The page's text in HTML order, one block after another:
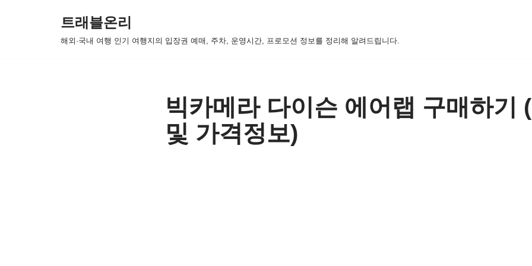
트래블온리
해외·국내 여행 인기 여행지의 입장권 예매, 주차, 운영시간, 프로모션 정보를 정리해 알려드립니다.
빅카메라 다이슨 에어랩 구매하기
및 가격정보)